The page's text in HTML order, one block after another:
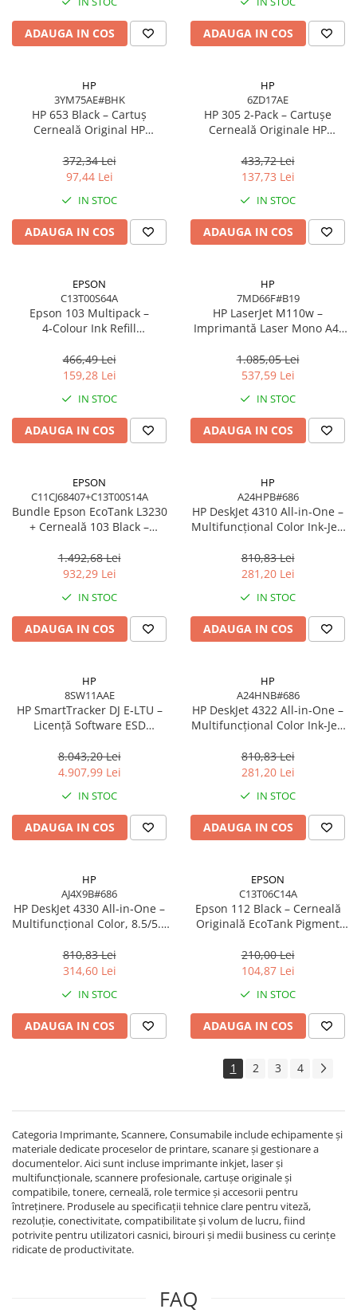
ADAUGA IN COS ADAUGA IN COS
HP
3YM75AE#BHK
HP 653 Black – Cartuș
Cerneală Original HP
pagini
372,34 Lei
97,44 Lei
IN STOC
ADAUGA IN COS
HP
6ZD17AE
HP 305 2‑Pack – Cartușe
Cerneală Originale HP
100/120 pagini
433,72 Lei
137,73 Lei
IN STOC
ADAUGA IN COS
EPSON
C13T00S64A
Epson 103 Multipack –
4‑Colour Ink Refill
EcoTank, 4500/7500 pagini
466,49 Lei
159,28 Lei
IN STOC
ADAUGA IN COS
HP
7MD66F#B19
HP LaserJet M110w –
Imprimantă Laser Mono A4,
LE
1.085,05 Lei
537,59 Lei
IN STOC
ADAUGA IN COS
EPSON
C11CJ68407+C13T00S14A
Bundle Epson EcoTank L3230
+ Cerneală 103 Black –
5760 dpi, USB
1.492,68 Lei
932,29 Lei
IN STOC
ADAUGA IN COS
HP
A24HPB#686
HP DeskJet 4310 All‑in‑One –
Multifuncțional Color Ink‑Jet,
Wi‑Fi, USB, Bluetooth
810,83 Lei
281,20 Lei
IN STOC
ADAUGA IN COS
HP
8SW11AAE
HP SmartTracker DJ E‑LTU –
Licență Software ESD
T/Z Series
8.043,20 Lei
4.907,99 Lei
IN STOC
ADAUGA IN COS
HP
A24HNB#686
HP DeskJet 4322 All‑in‑One –
Multifuncțional Color Ink‑Jet,
Wi‑Fi, USB
810,83 Lei
281,20 Lei
IN STOC
ADAUGA IN COS
HP
AJ4X9B#686
HP DeskJet 4330 All‑in‑One –
Multifuncțional Color, 8.5/5.5
810,83 Lei
314,60 Lei
IN STOC
ADAUGA IN COS
EPSON
C13T06C14A
Epson 112 Black – Cerneală
Originală EcoTank Pigment
210,00 Lei
104,87 Lei
IN STOC
ADAUGA IN COS
1 2 3 4
Categoria Imprimante, Scannere, Consumabile include echipamente și
materiale dedicate proceselor de printare, scanare și gestionare a
documentelor. Aici sunt incluse imprimante inkjet, laser și
multifuncționale, scannere profesionale, cartușe originale și
compatibile, tonere, cerneală, role termice și accesorii pentru
întreținere. Produsele au specificații tehnice clare pentru viteză,
rezoluție, conectivitate, compatibilitate și volum de lucru, fiind
potrivite pentru utilizatori casnici, birouri și medii business cu cerințe
ridicate de productivitate.
FAQ